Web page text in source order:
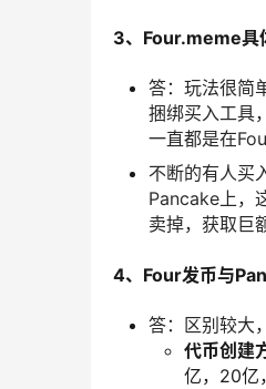
3、Four.meme具
答：玩法很简
捆绑买入工具
一直都是在
不断的有人买
Pancake上，
卖掉，获取巨
4、Four发币与
答：区别较大
代币创建
亿，20亿